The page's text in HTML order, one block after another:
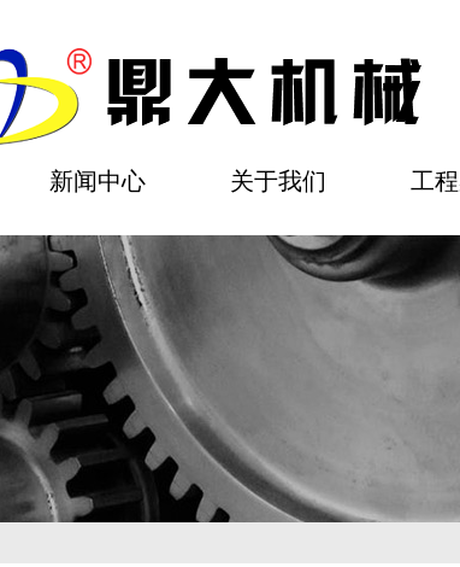
新闻中心 关于我们 工